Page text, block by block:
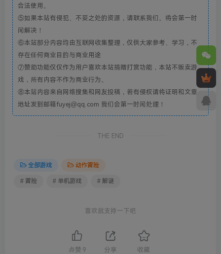
合法使用。
⑤如果本站有侵犯、不妥之处的资源，请联系我们。将会第一时
间解决！
⑥本站部分内容均由互联网收集整理，仅供大家参考、学习，不
存在任何商业目的与商业用途
⑦赞助功能仅仅作为用户喜欢本站捐赠打赏功能，本站不贩卖游
戏，所有内容不作为商业行为。
⑧本站内容来自网络搜集和网友投稿，若有侵权请将证明和文章
地址发到邮箱fuyej@qq.com 我们会第一时间处理！
THE END
全部游戏 动作冒险
# 冒险 # 单机游戏 # 解谜
喜欢就支持一下吧
点赞 9 分享 收藏